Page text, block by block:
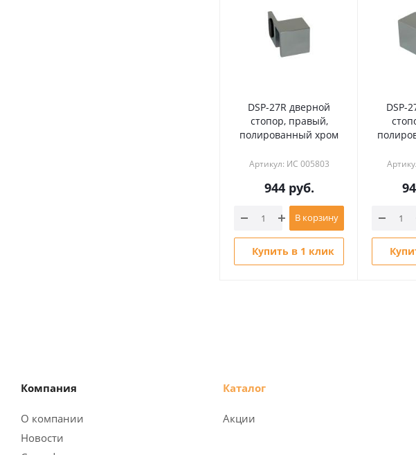
DSP-27R дверной
стопор, правый,
полированный хром
Артикул: ИС 005803
944руб.
В корзину
Купить в 1 клик
DSP-
Компания
О компании
Новости
Каталог
Акции